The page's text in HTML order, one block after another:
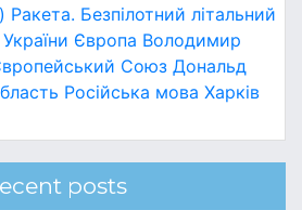
Ракета. Безпілотний літальний
Європа Володимир
Союз Дональд
Російська мова Харків
posts